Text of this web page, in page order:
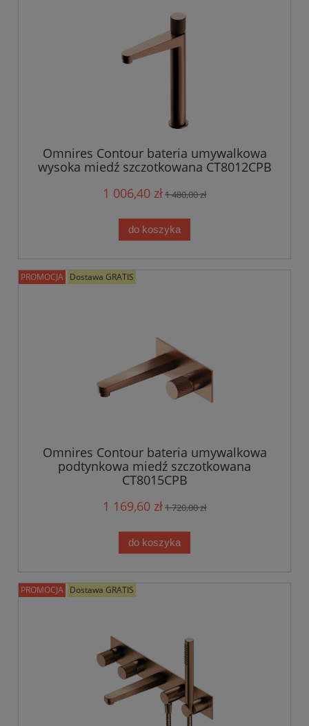
Omnires Contour bateria umywalkowa
wysoka miedź szczotkowana CT8012CPB
1 006,40 zł1 480,00 zł
do koszyka
Omnires Contour bateria umywalkowa
podtynkowa miedź szczotkowana
CT8015CPB
1 169,60 zł1 720,00 zł
do koszyka
PROMOCJA Dostawa GRATIS
PROMOCJA Dostawa GRATIS